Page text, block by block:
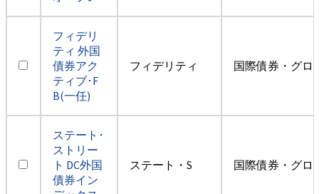
フィデリ
ティ 外国
債券アク
ティブ･F
B(一任)
フィデリティ 国際債券・グロ
ステート･
ストリー
ト DC外国
債券イン
ステート・S 国際債券・グロ